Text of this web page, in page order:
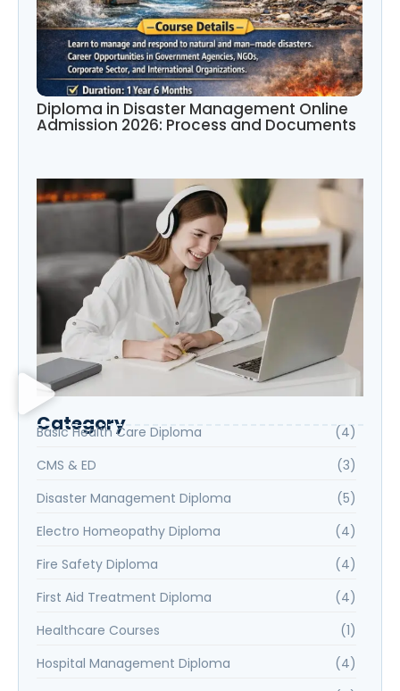
Diploma in Disaster Management Online
Admission 2026: Process and Documents
Category
Basic Health Care Diploma
(4)
CMS & ED
(3)
Disaster Management Diploma
(5)
Electro Homeopathy Diploma
(4)
Fire Safety Diploma
(4)
First Aid Treatment Diploma
(4)
Healthcare Courses
(1)
Hospital Management Diploma
(4)